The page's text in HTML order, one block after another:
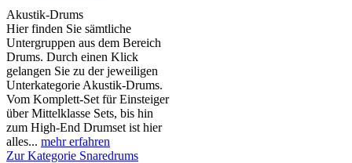
Akustik-Drums
Hier finden Sie sämtliche
Untergruppen aus dem Bereich
Drums. Durch einen Klick
gelangen Sie zu der jeweiligen
Unterkategorie Akustik-Drums.
Vom Komplett-Set für Einsteiger
über Mittelklasse Sets, bis hin
zum High-End Drumset ist hier
alles... mehr erfahren
Zur Kategorie Snaredrums